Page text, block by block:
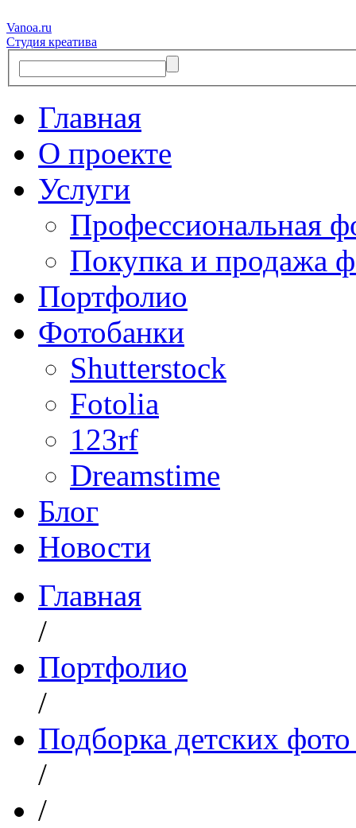
Vanoa.ru
Студия креатива
Главная
О проекте
Услуги
Профессиональная
Покупка и продажа
Портфолио
Фотобанки
Shutterstock
Fotolia
123rf
Dreamstime
Блог
Новости
Главная
/
Портфолио
/
Подборка детских
/
/